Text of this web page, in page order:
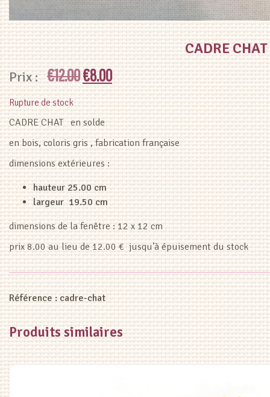
CADRE CHAT
€12.00Le
prix
initial
était :
€12.00.
€8.00Le
prix
actuel
est :
€8.00.
Rupture de stock
CADRE CHAT en solde
en bois, coloris gris , fabrication française
dimensions extérieures :
hauteur 25.00 cm
largeur 19.50 cm
dimensions de la fenêtre : 12 x 12 cm
prix 8.00 au lieu de 12.00 € jusqu’à épuisement du stock
Référence :cadre-chat
Produits similaires